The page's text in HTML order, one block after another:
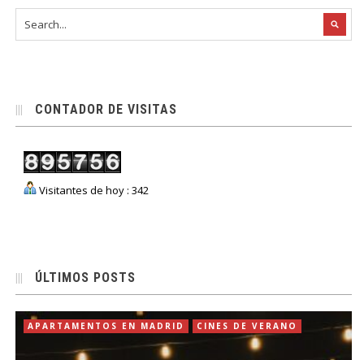
CONTADOR DE VISITAS
Visitantes de hoy : 342
ÚLTIMOS POSTS
APARTAMENTOS EN MADRID CINES DE VERANO